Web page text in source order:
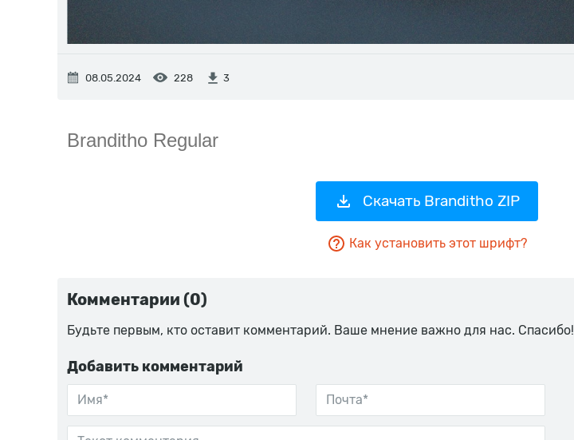
08.05.2024 228 3
Скачать Branditho ZIP
Как установить этот шрифт?
Комментарии (0)
Будьте первым, кто оставит комментарий. Ваше мнение важно для нас. Спасибо!
Добавить комментарий